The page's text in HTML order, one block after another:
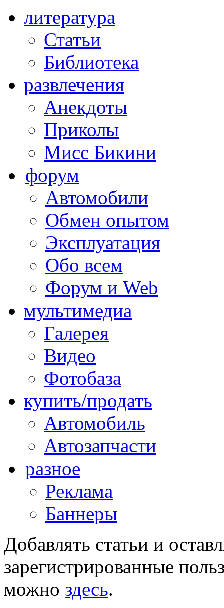
литература
Статьи
Библиотека
развлечения
Анекдоты
Приколы
Мисс Бикини
форум
Автомобили
Обмен опытом
Эксплуатация
Обо всем
Форум и Web
мультимедиа
Галерея
Видео
Фотобаза
купить/продать
Автомобиль
Автозапчасти
разное
Реклама
Баннеры
Добавлять статьи и
зарегистрированные
можно здесь.